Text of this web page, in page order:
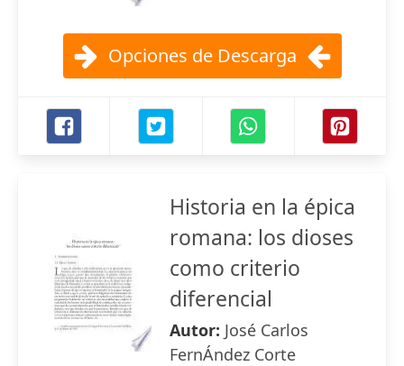
Opciones de Descarga
Historia en la épica
romana: los dioses
como criterio
diferencial
Autor: José Carlos
FernÁndez Corte